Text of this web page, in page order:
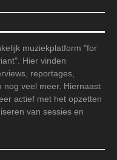
muziekplatform "for
Hier vinden
reportages,
veel meer. Hiernaast
actief met het opzetten
van sessies en